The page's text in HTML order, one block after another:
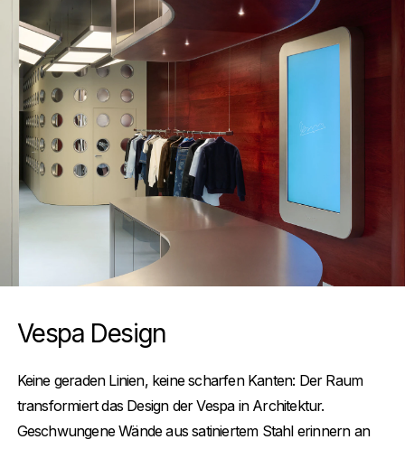
Vespa Design
Keine geraden Linien, keine scharfen Kanten: Der Raum
transformiert das Design der Vespa in Architektur.
Geschwungene Wände aus satiniertem Stahl erinnern an